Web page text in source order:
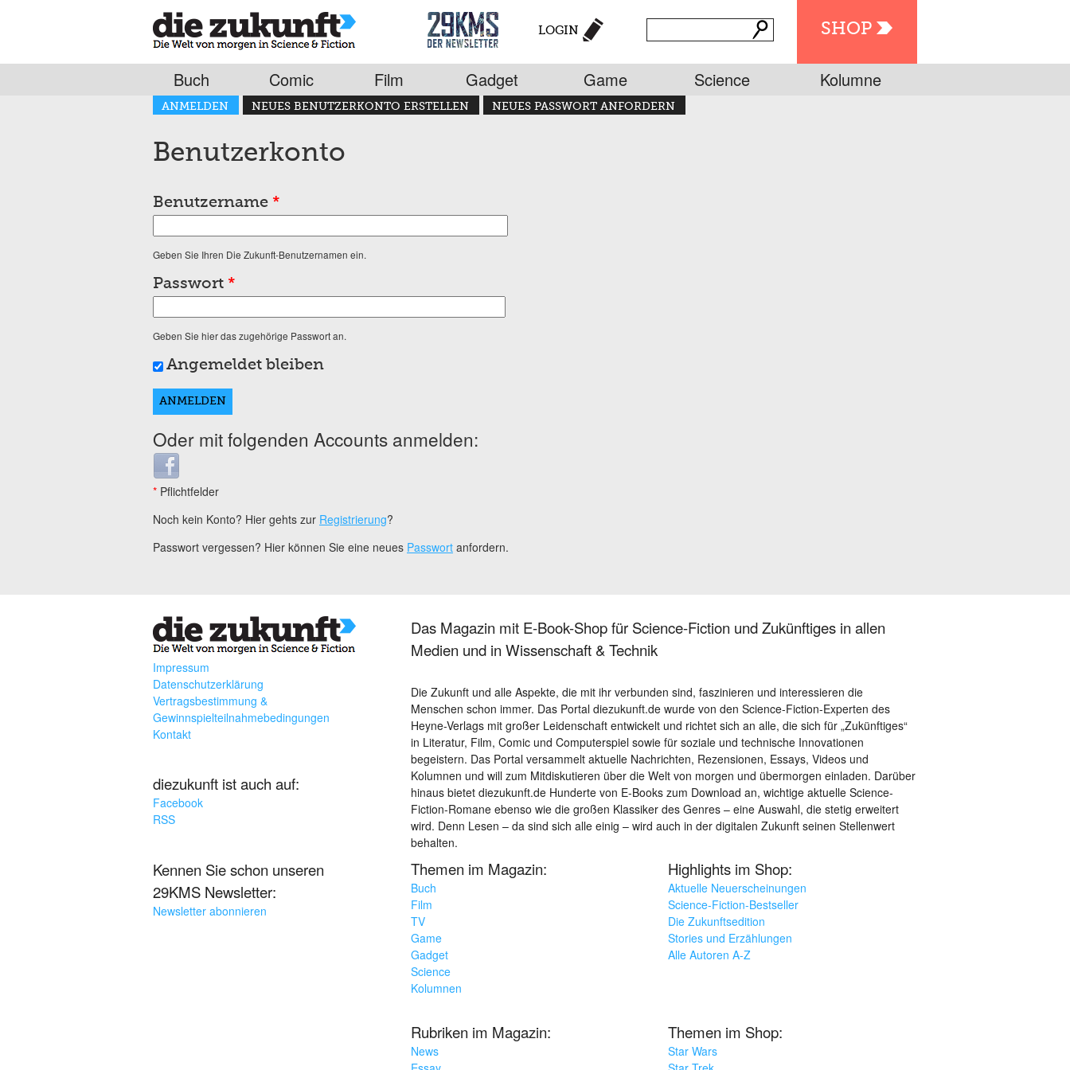
SHOP
LOGIN
Buch Comic Film Gadget Game Science Kolumne
Haupt-Reiter
ANMELDEN
(AKTIVER REITER)
NEUES BENUTZERKONTO ERSTELLEN NEUES PASSWORT ANFORDERN
Benutzerkonto
Benutzername *
Geben Sie Ihren Die Zukunft-Benutzernamen ein.
Passwort *
Geben Sie hier das zugehörige Passwort an.
Angemeldet bleiben
Oder mit folgenden Accounts anmelden:
Login with Facebook
* Pflichtfelder
Noch kein Konto? Hier gehts zur Registrierung?
Passwort vergessen? Hier können Sie eine neues Passwort anfordern.
Impressum
Datenschutzerklärung
Vertragsbestimmung &
Gewinnspielteilnahmebedingungen
Kontakt
diezukunft ist auch auf:
Facebook
RSS
Kennen Sie schon unseren
29KMS Newsletter:
Newsletter abonnieren
Das Magazin mit E-Book-Shop für Science-Fiction und Zukünftiges in allen
Medien und in Wissenschaft & Technik
Die Zukunft und alle Aspekte, die mit ihr verbunden sind, faszinieren und interessieren die
Menschen schon immer. Das Portal diezukunft.de wurde von den Science-Fiction-Experten des
Heyne-Verlags mit großer Leidenschaft entwickelt und richtet sich an alle, die sich für „Zukünftiges“
in Literatur, Film, Comic und Computerspiel sowie für soziale und technische Innovationen
begeistern. Das Portal versammelt aktuelle Nachrichten, Rezensionen, Essays, Videos und
Kolumnen und will zum Mitdiskutieren über die Welt von morgen und übermorgen einladen. Darüber
hinaus bietet diezukunft.de Hunderte von E-Books zum Download an, wichtige aktuelle Science-
Fiction-Romane ebenso wie die großen Klassiker des Genres – eine Auswahl, die stetig erweitert
wird. Denn Lesen – da sind sich alle einig – wird auch in der digitalen Zukunft seinen Stellenwert
behalten.
Themen im Magazin:
Buch
Film
TV
Game
Gadget
Science
Kolumnen
Highlights im Shop:
Aktuelle Neuerscheinungen
Science-Fiction-Bestseller
Die Zukunftsedition
Stories und Erzählungen
Alle Autoren A-Z
Rubriken im Magazin:
News
Themen im Shop:
Star Wars